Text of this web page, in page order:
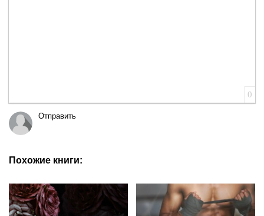
0
Отправить
Похожие книги: